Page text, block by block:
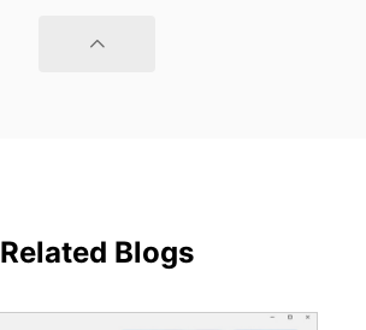
Related Blogs